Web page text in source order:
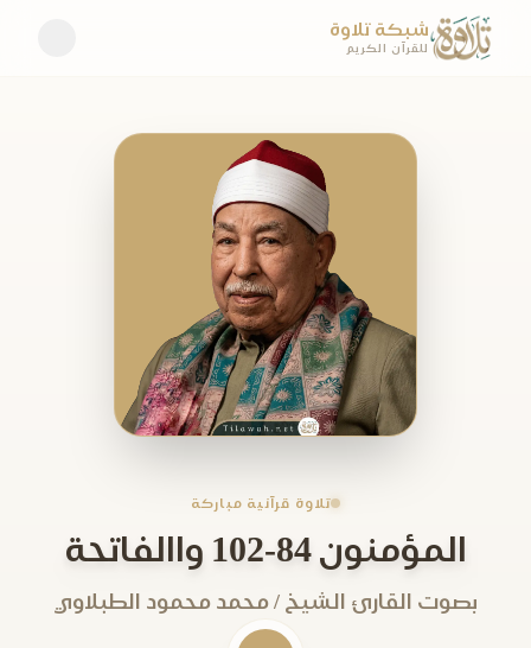
شبكة تلاوة
للقرآن الكريم
تلاوة قرآنية مباركة
المؤمنون 84-102 واالفاتحة
بصوت القارئ الشيخ / محمد محمود الطبلاوي